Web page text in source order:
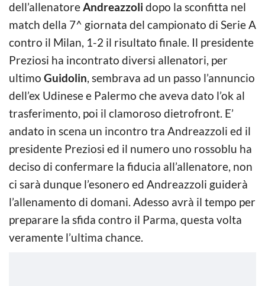
dell’allenatoreAndreazzoli dopo la sconfitta nel
match della 7^ giornata del campionato di Serie A
contro il Milan, 1-2 il risultato finale. Il presidente
Preziosi ha incontrato diversi allenatori, per
ultimo Guidolin, sembrava ad un passo l’annuncio
dell’ex Udinese e Palermo che aveva dato l’ok al
trasferimento, poi il clamoroso dietrofront. E’
andato in scena un incontro tra Andreazzoli ed il
presidente Preziosi ed il numero uno rossoblu ha
deciso di confermare la fiducia all’allenatore, non
ci sarà dunque l’esonero ed Andreazzoli guiderà
l’allenamento di domani. Adesso avrà il tempo per
preparare la sfida contro il Parma, questa volta
veramente l’ultima chance.